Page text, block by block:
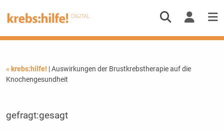
« krebs:hilfe! | Auswirkungen der Brustkrebstherapie auf die
Knochengesundheit
gefragt:gesagt